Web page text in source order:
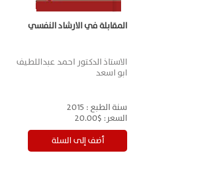
المقابلة في الارشاد النفسي
الاستاذ الدكتور احمد عبداللطيف
ابو اسعد
سنة الطبع : 2015
السعر: $20.00